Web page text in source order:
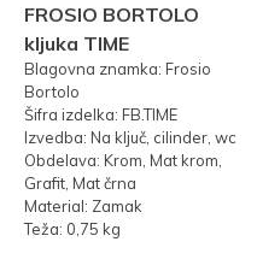
FROSIO BORTOLO
kljuka TIME
Blagovna znamka: Frosio
Bortolo
Šifra izdelka: FB.TIME
Izvedba: Na ključ, cilinder, wc
Obdelava: Krom, Mat krom,
Grafit, Mat črna
Material: Zamak
Teža: 0,75 kg